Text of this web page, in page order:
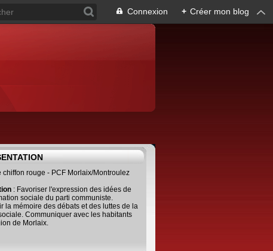
Connexion + Créer mon blog
chiffon rouge - PCF Morlaix/Montroulez
: Favoriser l'expression des idées de
sociale du parti communiste.
la mémoire des débats et des luttes de la
Communiquer avec les habitants
de Morlaix.